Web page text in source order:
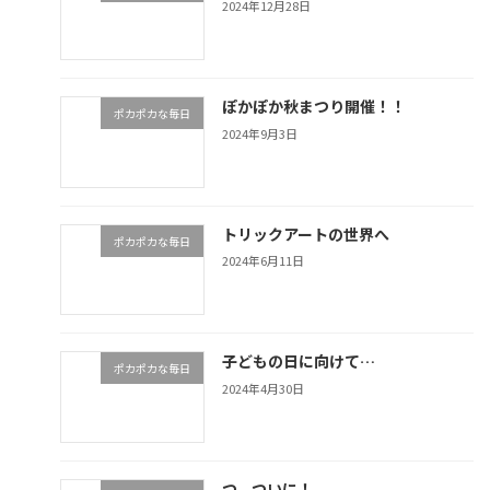
2024年12月28日
ポカポカな毎日 ぽかぽか秋まつり開催！！
2024年9月3日
ポカポカな毎日 トリックアートの世界へ
2024年6月11日
ポカポカな毎日 子どもの日に向けて…
2024年4月30日